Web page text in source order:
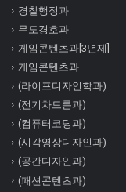
경찰행정과
무도경호과
게임콘텐츠과[3년제]
게임콘텐츠과
(라이프디자인학과)
(전기차드론과)
(컴퓨터코딩과)
(시각영상디자인과)
(공간디자인과)
(패션콘텐츠과)